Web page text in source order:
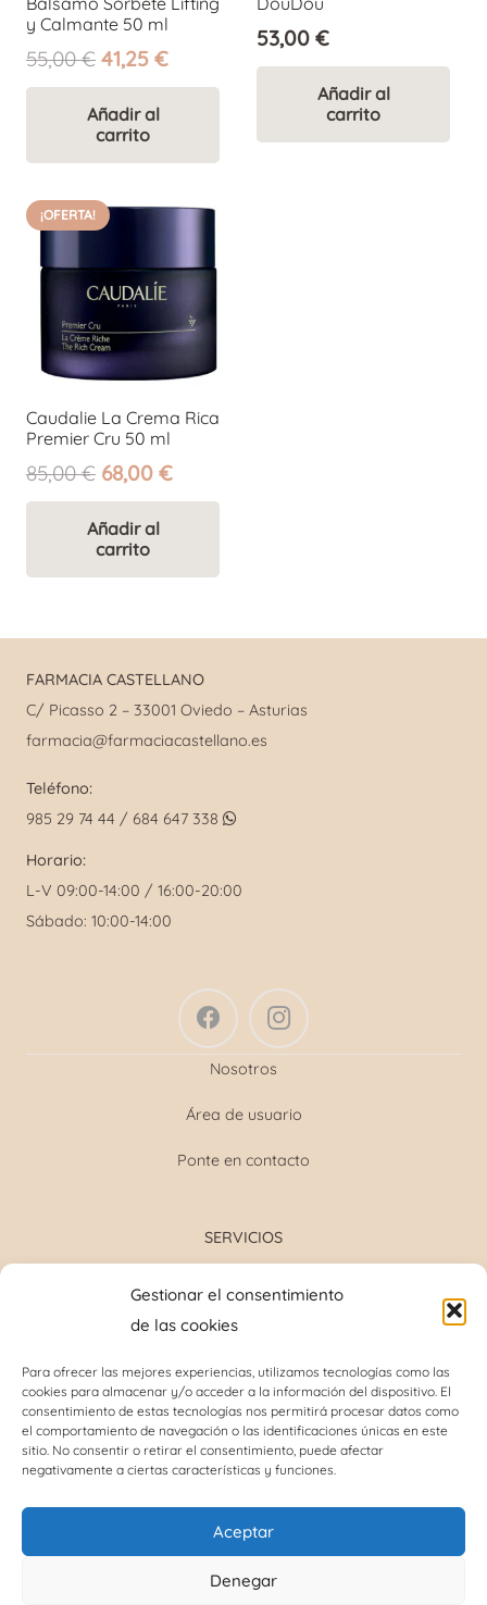
Gestionar el consentimiento
de las cookies
Para ofrecer las mejores experiencias, utilizamos tecnologías como las
cookies para almacenar y/o acceder a la información del dispositivo. El
consentimiento de estas tecnologías nos permitirá procesar datos como
el comportamiento de navegación o las identificaciones únicas en este
sitio. No consentir o retirar el consentimiento, puede afectar
negativamente a ciertas características y funciones.
Aceptar
Denegar
y Calmante 50 ml
55,00€ El
precio
original
era:
55,00 €.
41,25 €El
precio
41,25 €.
Añadir al
carrito
53,00 €
Añadir al
carrito
¡OFERTA!
Caudalie La Crema Rica
Premier Cru 50 ml
85,00€ El
precio
original
era:
85,00 €.
68,00 €El
precio
68,00 €.
Añadir al
carrito
FARMACIA CASTELLANO
C/ Picasso 2 – 33001 Oviedo – Asturias
farmacia@farmaciacastellano.es
Teléfono:
985 29 74 44 / 684 647 338
Horario:
L-V 09:00-14:00 / 16:00-20:00
Sábado: 10:00-14:00
Nosotros
Área de usuario
Ponte en contacto
SERVICIOS
Determinación glucosa y colesterol total
Perforación del lóbulo de la oreja
Análisis capilar
INFORMACIÓN DE INTERÉS
Términos y condiciones